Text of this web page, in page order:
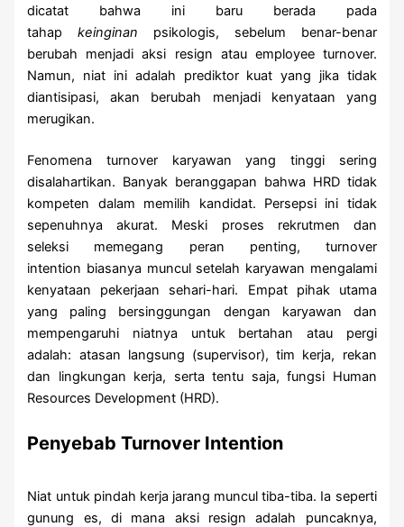
dicatat bahwa ini baru berada pada
tahapkeinginan psikologis, sebelum benar-benar
berubah menjadi aksi resign atau employee turnover.
Namun, niat ini adalah prediktor kuat yang jika tidak
diantisipasi, akan berubah menjadi kenyataan yang
merugikan.
Fenomena turnover karyawan yang tinggi sering
disalahartikan. Banyak beranggapan bahwa HRD tidak
kompeten dalam memilih kandidat. Persepsi ini tidak
sepenuhnya akurat. Meski proses rekrutmen dan
seleksi memegang peran penting, turnover
intention biasanya muncul setelah karyawan mengalami
kenyataan pekerjaan sehari-hari. Empat pihak utama
yang paling bersinggungan dengan karyawan dan
mempengaruhi niatnya untuk bertahan atau pergi
adalah: atasan langsung (supervisor), tim kerja, rekan
dan lingkungan kerja, serta tentu saja, fungsi Human
Resources Development (HRD).
Penyebab Turnover Intention
Niat untuk pindah kerja jarang muncul tiba-tiba. Ia seperti
gunung es, di mana aksi resign adalah puncaknya,